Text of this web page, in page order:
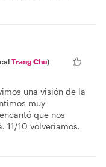
Trang Chu)
una visión de la
muy
que nos
11/10 volveríamos.